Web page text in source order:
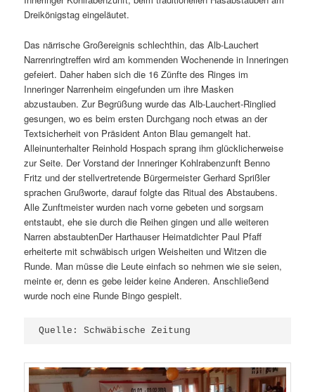
Dreikönigstag eingeläutet.
Das närrische Großereignis schlechthin, das Alb-Lauchert
Narrenringtreffen wird am kommenden Wochenende in Inneringen
gefeiert. Daher haben sich die 16 Zünfte des Ringes im
Inneringer Narrenheim eingefunden um ihre Masken
abzustauben. Zur Begrüßung wurde das Alb-Lauchert-Ringlied
gesungen, wo es beim ersten Durchgang noch etwas an der
Textsicherheit von Präsident Anton Blau gemangelt hat.
Alleinunterhalter Reinhold Hospach sprang ihm glücklicherweise
zur Seite. Der Vorstand der Inneringer Kohlrabenzunft Benno
Fritz und der stellvertretende Bürgermeister Gerhard Sprißler
sprachen Grußworte, darauf folgte das Ritual des Abstaubens.
Alle Zunftmeister wurden nach vorne gebeten und sorgsam
entstaubt, ehe sie durch die Reihen gingen und alle weiteren
Narren abstaubtenDer Harthauser Heimatdichter Paul Pfaff
erheiterte mit schwäbisch urigen Weisheiten und Witzen die
Runde. Man müsse die Leute einfach so nehmen wie sie seien,
meinte er, denn es gebe leider keine Anderen. Anschließend
wurde noch eine Runde Bingo gespielt.
Quelle: Schwäbische Zeitung